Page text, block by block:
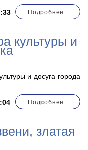
Подробнее...
культуры и
и досуга города
по
Подробнее...
златая